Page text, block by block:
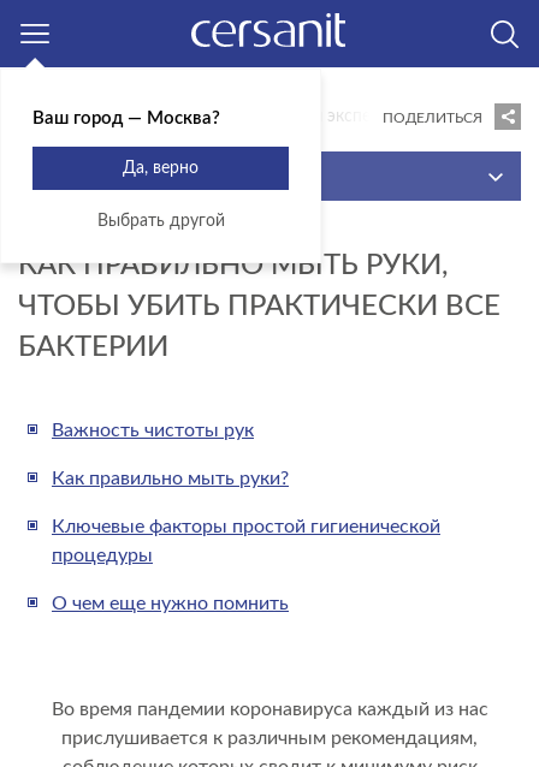
Главная Гид по ремонту Советы эксперта Как
ПОДЕЛИТЬСЯ
ИДЕИ ДЛЯ ВДОХНОВЕНИЯ
ИННОВАЦИИ КОМФОРТА
ГОТОВЫЕ РЕШЕНИЯ
СОВЕТЫ ЭКСПЕРТА
ВОПРОСЫ И ОТВЕТЫ
КАК ПРАВИЛЬНО МЫТЬ РУКИ,
ЧТОБЫ УБИТЬ ПРАКТИЧЕСКИ ВСЕ
БАКТЕРИИ
Важность чистоты рук
Как правильно мыть руки?
Ключевые факторы простой гигиенической
процедуры
О чем еще нужно помнить
Во время пандемии коронавируса каждый из нас
прислушивается к различным рекомендациям,
Ваш город — Москва?
Да, верно
Выбрать другой